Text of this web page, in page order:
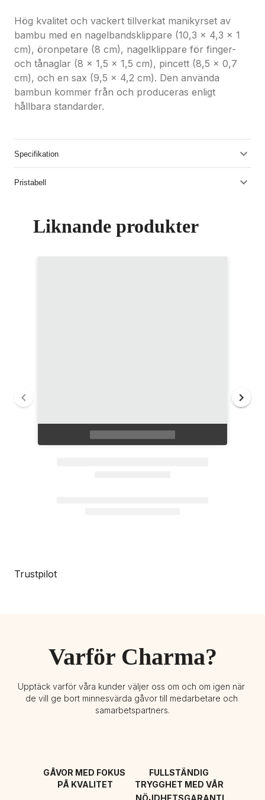
Hög kvalitet och vackert tillverkat manikyrset av
bambu med en nagelbandsklippare (10,3 x 4,3 x 1
cm), öronpetare (8 cm), nagelklippare för finger-
och tånaglar (8 x 1,5 x 1,5 cm), pincett (8,5 x 0,7
cm), och en sax (9,5 x 4,2 cm). Den använda
bambun kommer från och produceras enligt
hållbara standarder.
Specifikation
Pristabell
Liknande produkter
Trustpilot
Varför Charma?
Upptäck varför våra kunder väljer oss om och om igen när
de vill ge bort minnesvärda gåvor till medarbetare och
samarbetspartners.
GÅVOR MED FOKUS
PÅ KVALITET
FULLSTÄNDIG
TRYGGHET MED VÅR
NÖJDHETSGARANTI